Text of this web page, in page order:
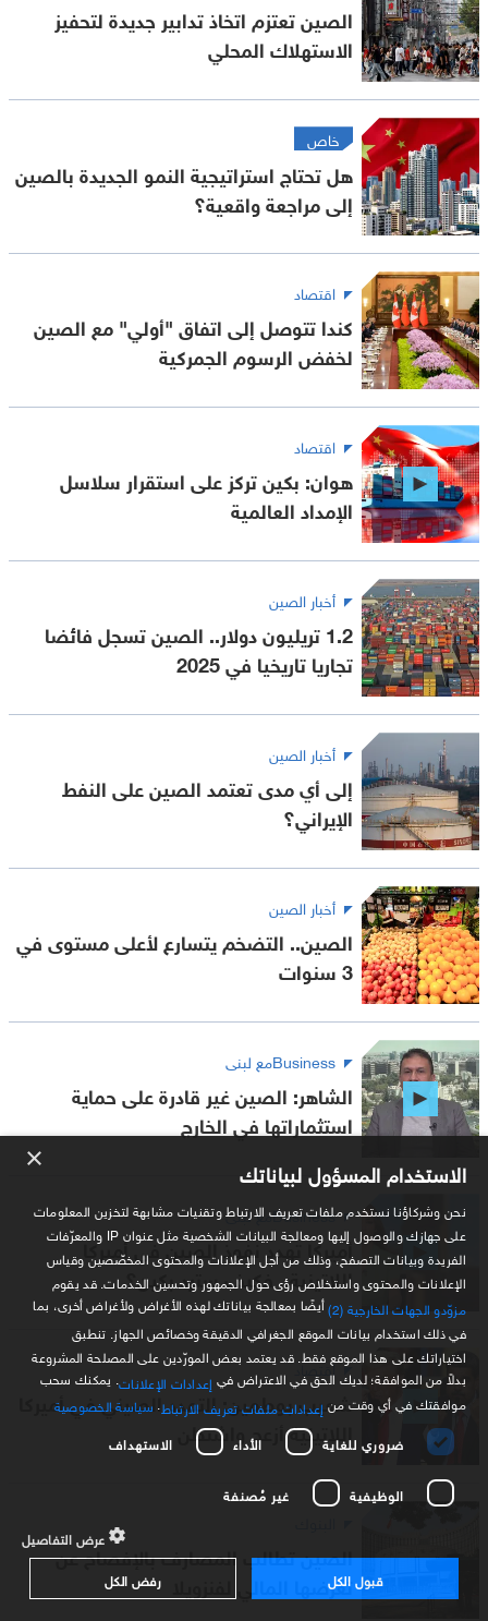
الصين تعتزم اتخاذ تدابير جديدة لتحفيز
الاستهلاك المحلي
خاص
هل تحتاج استراتيجية النمو الجديدة بالصين
إلى مراجعة واقعية؟
اقتصاد
كندا تتوصل إلى اتفاق "أولي" مع الصين
لخفض الرسوم الجمركية
اقتصاد
هوان: بكين تركز على استقرار سلاسل
الإمداد العالمية
أخبار الصين
1.2 تريليون دولار.. الصين تسجل فائضا
تجاريا تاريخيا في 2025
أخبار الصين
إلى أي مدى تعتمد الصين على النفط
الإيراني؟
أخبار الصين
الصين.. التضخم يتسارع لأعلى مستوى في
3 سنوات
Businessمع لبنى
الشاهر: الصين غير قادرة على حماية
استثماراتها في الخارج
Businessمع لبنى
أميركا تهدد نفوذ الصين في أميركا
اللاتينية.. فكيف سترد بكين؟
اقتصاد
شعيب بوطمين: التمدد الصيني في أميركا
اللاتينية أزعج واشنطن
الصين تطالب المصارف بالإفصاح عن
تعرضها المالي لفنزويلا
× الاستخدام المسؤول لبياناتك
نحن وشركاؤنا نستخدم ملفات تعريف الارتباط وتقنيات مشابهة لتخزين المعلومات
على جهازك والوصول إليها ومعالجة البيانات الشخصية مثل عنوان IP والمعرّفات
الفريدة وبيانات التصفح، وذلك من أجل الإعلانات والمحتوى المخصّصين وقياس
الإعلانات والمحتوى واستخلاص رؤى حول الجمهور وتحسين الخدمات. قد يقوم
مزوّدو الجهات الخارجية (2)
أيضًا بمعالجة بياناتك لهذه الأغراض ولأغراض أخرى، بما
في ذلك استخدام بيانات الموقع الجغرافي الدقيقة وخصائص الجهاز. تنطبق
اختياراتك على هذا الموقع فقط. قد يعتمد بعض المورّدين على المصلحة المشروعة
بدلاً من الموافقة؛ لديك الحق في الاعتراض في إعدادات الإعلانات . يمكنك سحب
موافقتك في أي وقت من إعدادات ملفات تعريف الارتباط سياسة الخصوصية
ضروري للغاية
الأداء الاستهداف
الوظيفية غير مُصنفة
عرض التفاصيل
قبول الكل
رفض الكل